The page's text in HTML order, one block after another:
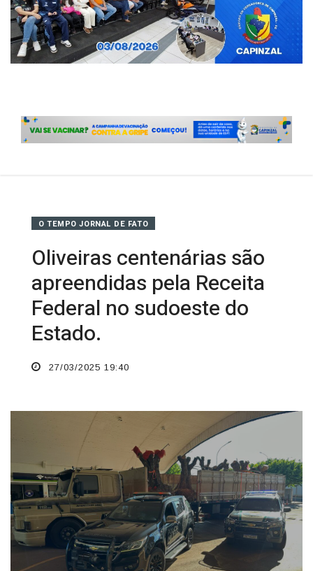
O TEMPO JORNAL DE FATO
Oliveiras centenárias são
apreendidas pela Receita
Federal no sudoeste do
27/03/2025 19:40